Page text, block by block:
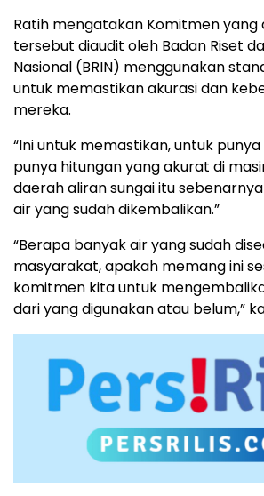
Ratih mengatakan Komitmen yang
tersebut diaudit oleh Badan Riset
Nasional (BRIN) menggunakan
untuk memastikan akurasi dan
mereka.
“Ini untuk memastikan, untuk
punya hitungan yang akurat di
daerah aliran sungai itu
air yang sudah dikembalikan.”
“Berapa banyak air yang sudah
masyarakat, apakah memang ini
komitmen kita untuk
dari yang digunakan atau belum,”